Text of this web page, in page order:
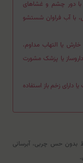
دور چشم و غشاهای
با آب فراوان شستشو
یا التهاب مداوم،
یا پزشک مشورت
زخم باز استفاده
بدون حس چربی، آبرسانی